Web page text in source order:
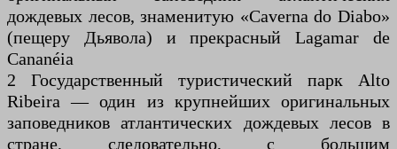
дождевых лесов, знаменитую «Caverna do Diabo»
(пещеру Дьявола) и прекрасный Lagamar de
Cananéia
2 Государственный туристический парк Alto
Ribeira — один из крупнейших оригинальных
заповедников атлантических дождевых лесов в
стране, следовательно, с большим